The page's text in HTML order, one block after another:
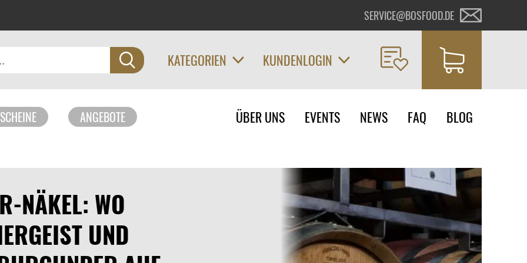
SERVICE@BOSFOOD.DE
KATEGORIEN KUNDENLOGIN
ANGEBOTE
Navigation
überspringen
ÜBER UNS EVENTS NEWS FAQ BLOG
NÄKEL: WO
UND